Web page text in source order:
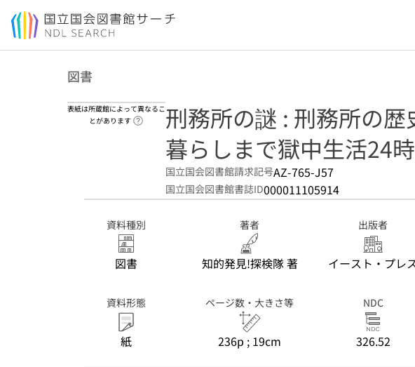
本文へ移動
図書
表紙は所蔵館によって異なるこ
とがあります
ヘルプページへのリンク
刑務所の謎 : 刑務所の
暮らしまで獄中生活24時
国立国会図書館請求記号AZ-765-J57
国立国会図書館書誌ID000011105914
資料種別
図書
著者
知的発見!探検隊 著
出版者
イースト・プレ
資料形態
紙
ページ数・大きさ等
236p ; 19cm
NDC
326.52